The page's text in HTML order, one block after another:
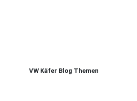
VW Käfer Blog Themen